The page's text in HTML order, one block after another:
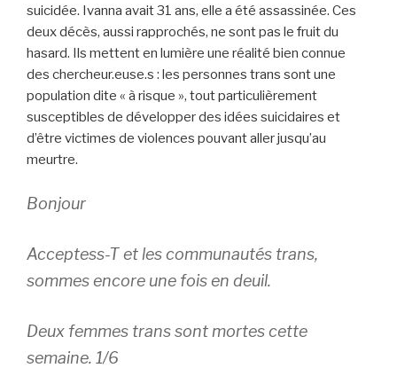
suicidée. Ivanna avait 31 ans, elle a été assassinée. Ces
deux décès, aussi rapprochés, ne sont pas le fruit du
hasard. Ils mettent en lumière une réalité bien connue
des chercheur.euse.s : les personnes trans sont une
population dite « à risque », tout particulièrement
susceptibles de développer des idées suicidaires et
d’être victimes de violences pouvant aller jusqu’au
meurtre.
Bonjour
Acceptess-T et les communautés trans,
sommes encore une fois en deuil.
Deux femmes trans sont mortes cette
semaine. 1/6